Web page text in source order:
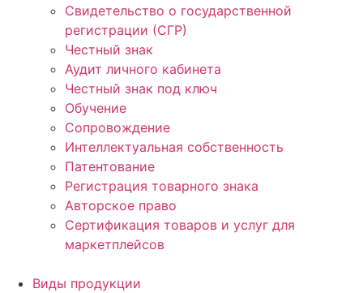
Свидетельство о государственной
регистрации (СГР)
Честный знак
Аудит личного кабинета
Честный знак под ключ
Обучение
Сопровождение
Интеллектуальная собственность
Патентование
Регистрация товарного знака
Авторское право
Сертификация товаров и услуг для
маркетплейсов
Виды продукции